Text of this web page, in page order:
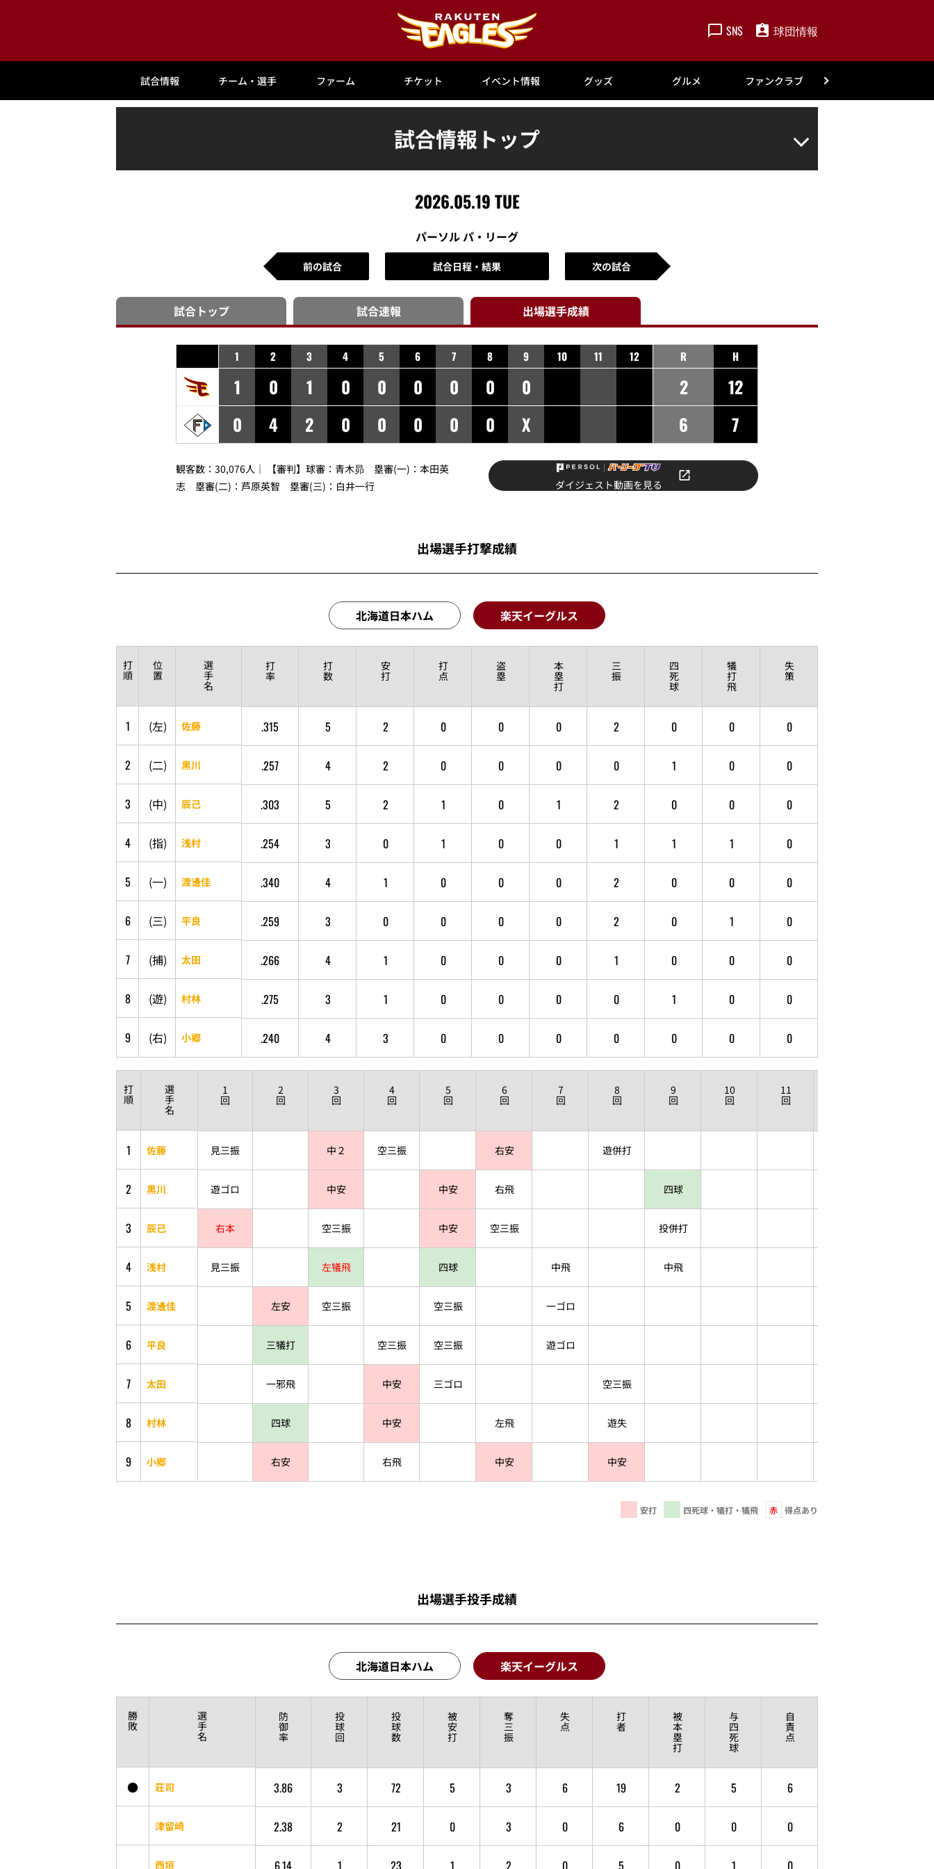
SNS 球団情報
試合情報 チーム・選手 ファーム チケット イベント情報 グッズ グルメ ファンクラブ
試合情報トップ
2026.05.19 TUE
パーソル パ・リーグ
前の試合 試合日程・結果 次の試合
試合トップ 試合速報 出場選手成績
1 2 3 4 5 6 7 8 9 10 11 12
1 0 1 0 0 0 0 0
0
0
4 2 0 0 0 0 0 X
R H
2
12
6
7
観客数：30,076人｜ 【審判】球審： 青木昴 塁審(一)： 本田英
志 塁審(二)： 芦原英智 塁審(三)： 白井一行 ダイジェスト動画を見る
出場選手打撃成績
北海道日本ハム 楽天イーグルス
打
順
位
置
選
手
名
打
率
打
数
安
打
打
点
盗
塁
本
塁
打
三
振
四
死
球
犠
打
飛
失
策
1 (左) 佐藤 .315 5 2 0 0 0 2 0 0 0
2 (二) 黒川 .257 4 2 0 0 0 0 1 0 0
3 (中) 辰己 .303 5 2 1 0 1 2 0 0 0
4 (指) 浅村 .254 3 0 1 0 0 1 1 1 0
5 (一) 渡邊佳 .340 4 1 0 0 0 2 0 0 0
6 (三) 平良 .259 3 0 0 0 0 2 0 1 0
7 (捕) 太田 .266 4 1 0 0 0 1 0 0 0
8 (遊) 村林 .275 3 1 0 0 0 0 1 0 0
9 (右) 小郷 .240 4 3 0 0 0 0 0 0 0
打
順
選
手
名
1
回
2
回
3
回
4
回
5
回
6
回
7
回
8
回
9
回
10
回
11
回
1 佐藤 見三振 中２ 空三振 右安 遊併打
2 黒川 遊ゴロ 中安 中安 右飛 四球
3 辰己 右本 空三振 中安 空三振 投併打
4 浅村 見三振 左犠飛 四球 中飛 中飛
5 渡邊佳 左安 空三振 空三振 一ゴロ
6 平良 三犠打 空三振 空三振 遊ゴロ
7 太田 一邪飛 中安 三ゴロ 空三振
8 村林 四球 中安 左飛 遊失
9 小郷 右安 右飛 中安 中安
安打 四死球・犠打・犠飛 赤 得点あり
出場選手投手成績
北海道日本ハム 楽天イーグルス
勝
敗
選
手
名
防
御
率
投
球
回
投
球
数
被
安
打
奪
三
振
失
点
打
者
被
本
塁
打
与
四
死
球
自
責
点
● 荘司 3.86 3 72 5 3 6 19 2 5 6
津留崎 2.38 2 21 0 3 0 6 0 0 0
西垣 6.14 1 23 1 2 0 5 0 1 0